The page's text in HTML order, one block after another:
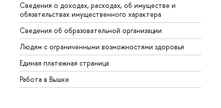
Сведения о доходах, расходах, об имуществе и
обязательствах имущественного характера
Сведения об образовательной организации
Людям с ограниченными возможностями здоровья
Единая платежная страница
Работа в Вышке